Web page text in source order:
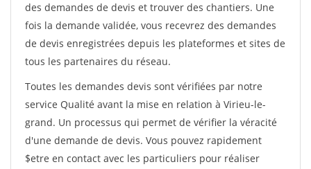
des demandes de devis et trouver des chantiers. Une
fois la demande validée, vous recevrez des demandes
de devis enregistrées depuis les plateformes et sites de
tous les partenaires du réseau.
Toutes les demandes devis sont vérifiées par notre
service Qualité avant la mise en relation à Virieu-le-
grand. Un processus qui permet de vérifier la véracité
d'une demande de devis. Vous pouvez rapidement
$etre en contact avec les particuliers pour réaliser